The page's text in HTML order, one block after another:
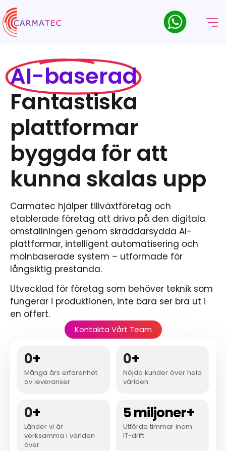
AI-baserad
Fantastiska
plattformar
byggda för att
kunna skalas upp
Carmatec hjälper tillväxtföretag och
etablerade företag att driva på den digitala
omställningen genom skräddarsydda AI-
plattformar, intelligent automatisering och
molnbaserade system – utformade för
långsiktig prestanda.
Utvecklad för företag som behöver teknik som
fungerar i produktionen, inte bara ser bra ut i
en offert.
Kontakta Vårt Team
0+
Många års erfarenhet
av leveranser
0+
Nöjda kunder över hela
världen
0+
Länder vi är
verksamma i världen
över
5 miljoner+
Utförda timmar inom
IT-drift